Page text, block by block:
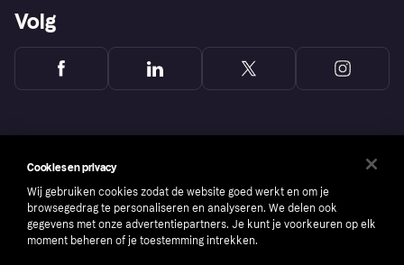
Volg
Cookies en privacy
Wij gebruiken cookies zodat de website goed werkt en om je
browsegedrag te personaliseren en analyseren. We delen ook
gegevens met onze advertentiepartners. Je kunt je voorkeuren op elk
moment beheren of je toestemming intrekken.